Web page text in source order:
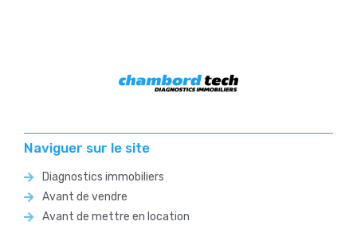
Naviguer sur le site
Diagnostics immobiliers
Avant de vendre
Avant de mettre en location